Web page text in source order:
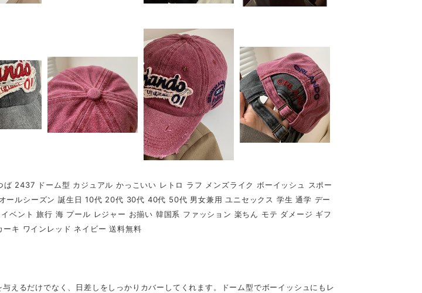
2437 ドーム型 カジュアル かっこいい レトロ ラフ メンズライク ボーイッシュ スポー
ールシーズン 誕生日 10代 20代 30代 40代 50代 男女兼用 ユニセックス 学生 通学 デー
ベント 旅行 海 プール レジャー お揃い 韓国系 ファッション 楽ちん モテ ダメージ ギフ
キ ワインレッド ネイビー 送料無料
えるだけでなく、日差しをしっかりカバーしてくれます。ドーム型でボーイッシュにもレ